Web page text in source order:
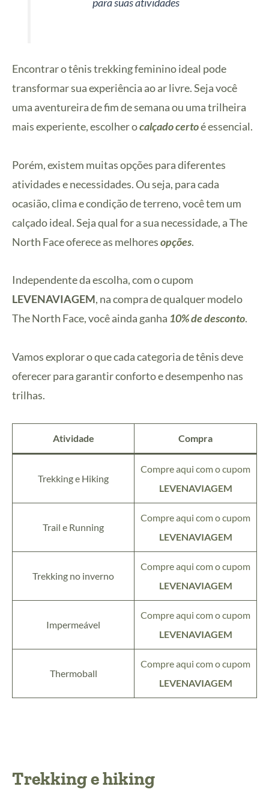
Encontrar o tênis trekking feminino ideal pode
transformar sua experiência ao ar livre. Seja você
uma aventureira de fim de semana ou uma trilheira
mais experiente, escolher ocalçado certoé essencial.
Porém, existem muitas opções para diferentes
atividades e necessidades. Ou seja, para cada
ocasião, clima e condição de terreno, você tem um
calçado ideal. Seja qual for a sua necessidade, a The
North Face oferece as melhoresopções.
Independente da escolha, com o cupom
LEVENAVIAGEM, na compra de qualquer modelo
The North Face, você ainda ganha 10% de desconto.
Vamos explorar o que cada categoria de tênis deve
oferecer para garantir conforto e desempenho nas
trilhas.
Atividade Compra
Trekking e Hiking
Compre aqui com o cupom
LEVENAVIAGEM
Trail e Running
Compre aqui com o cupom
LEVENAVIAGEM
Trekking no inverno
Compre aqui com o cupom
LEVENAVIAGEM
Impermeável
Compre aqui com o cupom
LEVENAVIAGEM
Thermoball
Compre aqui com o cupom
LEVENAVIAGEM
Trekking e hiking